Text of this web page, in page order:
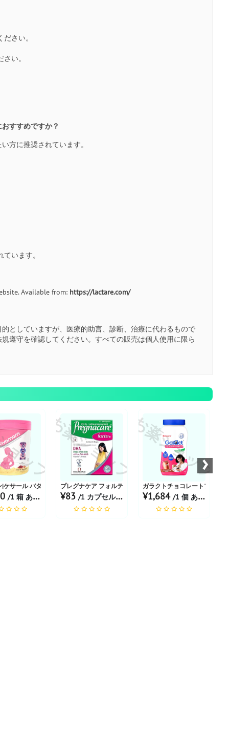
さい。
い。
すすめですか？
方に推奨されています。
います。
Available from: https://lactare.com/
としていますが、医療的助言、診断、治療に代わるもので
遵守を確認してください。すべての販売は個人使用に限ら
ー
ップ
|ケサール バダム フレーバー 250GM
/1 箱 あたり
お薬ショップ
プレグナケア フォルテ+カプセル
¥83 /1 カプセル あたり
お薬ショップ
ガラクトチョコレートフレー
¥1,684 /1 個 あたり
›